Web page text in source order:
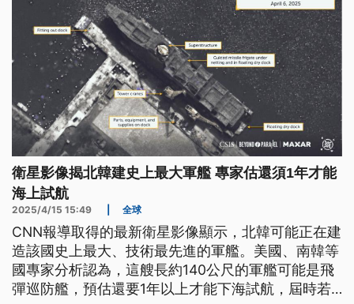
衛星影像揭北韓建史上最大軍艦 專家估還須1年才能
海上試航
2025/4/15 15:49 全球
CNN報導取得的最新衛星影像顯示，北韓可能正在建
造該國史上最大、技術最先進的軍艦。美國、南韓等
國專家分析認為，這艘長約140公尺的軍艦可能是飛
彈巡防艦，預估還要1年以上才能下海試航，屆時若